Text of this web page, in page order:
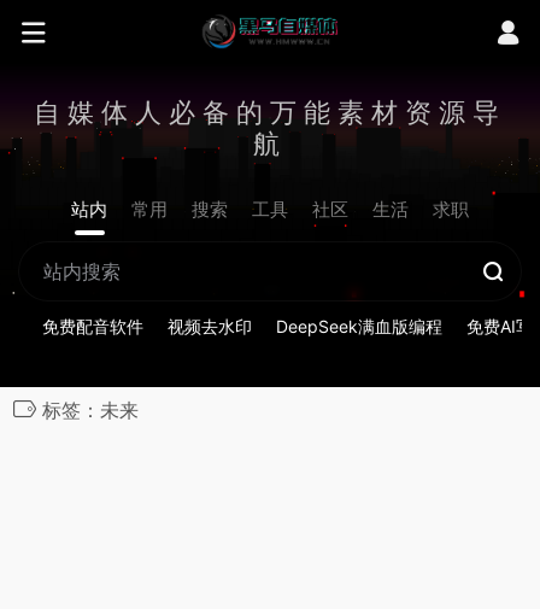
自媒体人必备的万能素材资源导
航
站内 常用 搜索 工具 社区 生活 求职
免费配音软件 视频去水印 DeepSeek满血版编程 免费AI写
标签：未来